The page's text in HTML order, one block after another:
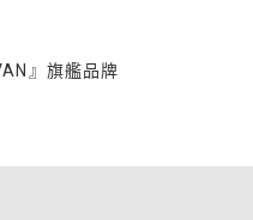
』旗艦品牌